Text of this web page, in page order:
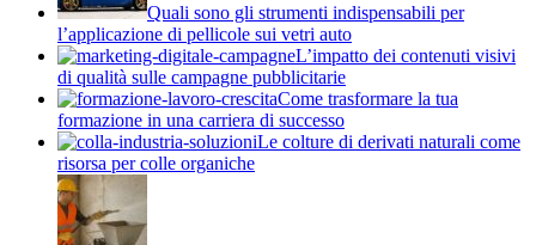
Quali sono gli strumenti indispensabili per
l’applicazione di pellicole sui vetri auto
L’impatto dei contenuti visivi
di qualità sulle campagne pubblicitarie
Come trasformare la tua
formazione in una carriera di successo
Le colture di derivati naturali come
risorsa per colle organiche